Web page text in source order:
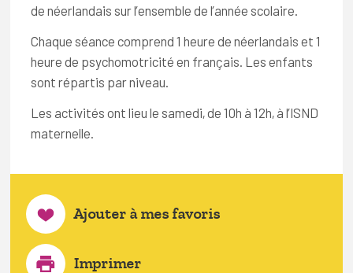
de néerlandais sur l’ensemble de l’année scolaire.
Chaque séance comprend 1 heure de néerlandais et 1
heure de psychomotricité en français. Les enfants
sont répartis par niveau.
Les activités ont lieu le samedi, de 10h à 12h, à l’ISND
maternelle.
Ajouter à mes favoris
Imprimer